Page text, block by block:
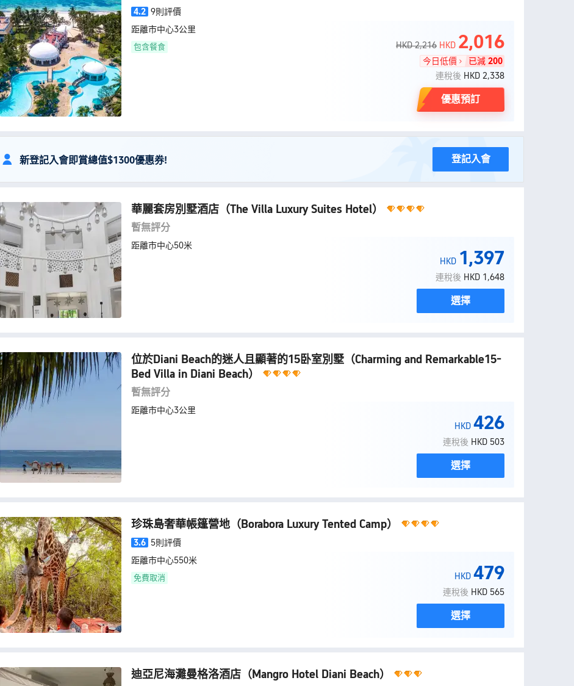
4.2 9則評價
距離市中心3公里
包含餐食 HKD 2,216 HKD 2,016
今日低價 已減 200
連稅後 HKD 2,338
優惠預訂
新登記入會即賞總值$1300優惠券! 登記入會
華麗套房別墅酒店 （The Villa Luxury Suites Hotel）
暫無評分
距離市中心50米
HKD 1,397
連稅後 HKD 1,648
選擇
位於Diani Beach的迷人且顯著的15卧室別墅 （Charming and Remarkable15-
Bed Villa in Diani Beach）
暫無評分
距離市中心3公里
HKD 426
連稅後 HKD 503
選擇
珍珠島奢華帳篷營地 （Borabora Luxury Tented Camp）
3.6 5則評價
距離市中心550米
免費取消 HKD 479
連稅後 HKD 565
選擇
迪亞尼海灘曼格洛酒店 （Mangro Hotel Diani Beach）